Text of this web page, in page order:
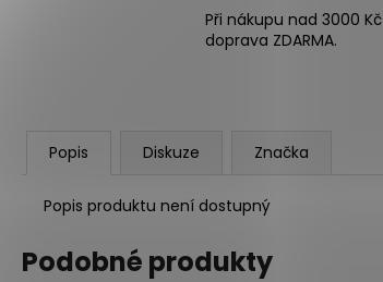
Při nákupu nad 3000 Kč
doprava ZDARMA.
Popis Diskuze Značka
Popis produktu není dostupný
Podobné produkty